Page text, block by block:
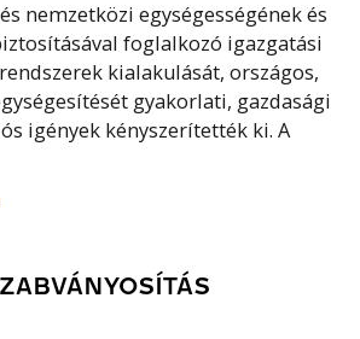
nemzetközi egységességének és
foglalkozó igazgatási
kialakulását, országos,
gyakorlati, gazdasági
igények kényszerítették ki. A